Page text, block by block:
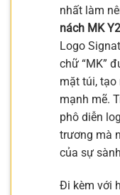
nhất làm
nách MK
Logo
chữ “MK”
mặt túi,
mạnh mẽ.
phô diễn
trương mà
của sự
Đi kèm với